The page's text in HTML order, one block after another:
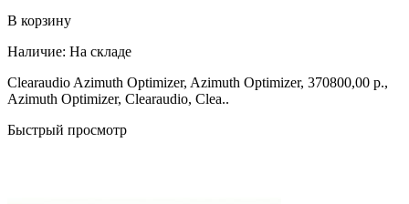
В корзину
Наличие: На складе
Clearaudio Azimuth Optimizer, Azimuth Optimizer, 370800,00 р.,
Azimuth Optimizer, Clearaudio, Clea..
Быстрый просмотр